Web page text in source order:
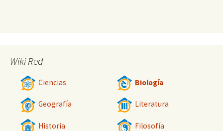
Wiki Red
Ciencias Biología
Geografía Literatura
Historia Filosofía